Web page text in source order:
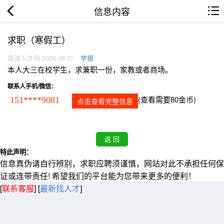
信息内容
求职（寒假工）
霞浦人才网 2026.08.07 举报
本人大三在校学生，求兼职一份，家教或者商场。
联系人手机/微信：
151****9081 点击查看完整信息 (查看需要80金币)
特此声明：
信息真伪请自行辨别，求职应聘须谨慎，网站对此不承担任何保
证或连带责任! 希望我们的平台能为您带来更多的便利！
[联系客服] [最新找人才]